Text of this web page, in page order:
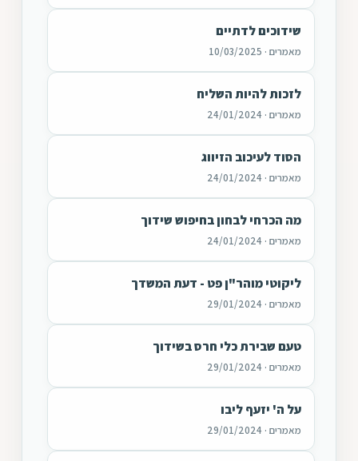
שידוכים לדתיים
מאמרים · 10/03/2025
לזכות להיות השליח
מאמרים · 24/01/2024
הסוד לעיכוב הזיווג
מאמרים · 24/01/2024
מה הכרחי לבחון בחיפוש שידוך
מאמרים · 24/01/2024
ליקוטי מוהר"ן פט - דעת המשדך
מאמרים · 29/01/2024
טעם שבירת כלי חרס בשידוך
מאמרים · 29/01/2024
על ה' יזעף ליבו
מאמרים · 29/01/2024